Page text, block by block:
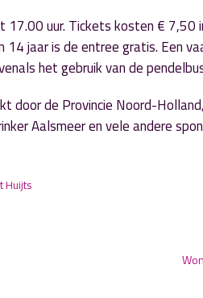
uur. Tickets kosten € 7,50
14 jaar is de entree gratis. Een
het gebruik van de
de Provincie Noord-
Aalsmeer en vele andere
Huijts